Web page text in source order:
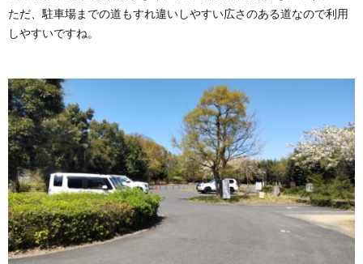
ただ、駐車場までの道もすれ違いしやすい広さのある道なので利用
しやすいですね。